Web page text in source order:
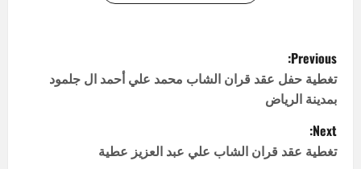
P
o
s
t
Previous:
تغطية حفل عقد قران الشاب محمد علي أحمد ال جلمود
بمدينة الرياض
Next:
تغطية عقد قران الشاب علي عبد العزيز عطية